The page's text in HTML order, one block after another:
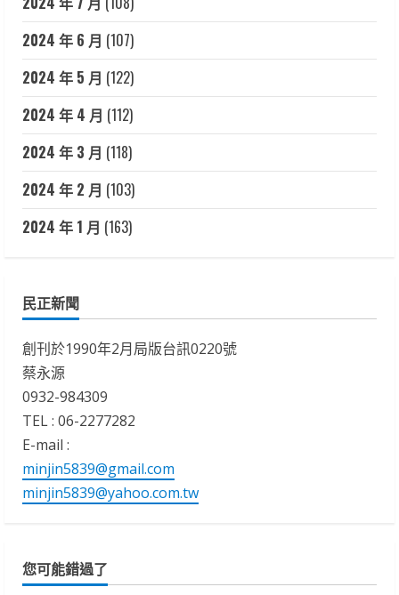
2024 年 6 月 (107)
2024 年 5 月 (122)
2024 年 4 月 (112)
2024 年 3 月 (118)
2024 年 2 月 (103)
2024 年 1 月 (163)
民正新聞
創刊於1990年2月局版台訊0220號
蔡永源
0932-984309
TEL : 06-2277282
E-mail :
minjin5839@gmail.com
minjin5839@yahoo.com.tw
您可能錯過了